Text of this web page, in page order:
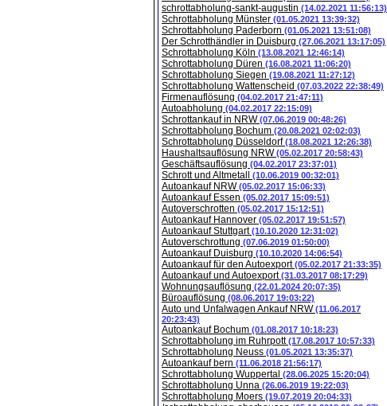
schrottabholung-sankt-augustin (14.02.2021 11:56:13)
Schrottabholung Münster (01.05.2021 13:39:32)
Schrottabholung Paderborn (01.05.2021 13:51:08)
Der Schrotthändler in Duisburg (27.06.2021 13:17:05)
Schrottabholung Köln (13.08.2021 12:46:14)
Schrottabholung Düren (16.08.2021 11:06:20)
Schrottabholung Siegen (19.08.2021 11:27:12)
Schrottabholung Wattenscheid (07.03.2022 22:38:49)
Firmenauflösung (04.02.2017 21:47:11)
Autoabholung (04.02.2017 22:15:09)
Schrottankauf in NRW(07.06.2019 00:48:26)
Schrottabholung Bochum (20.08.2021 02:02:03)
Schrottabholung Düsseldorf(18.08.2021 12:26:38)
Haushaltsauflösung NRW(05.02.2017 20:58:43)
Geschäftsauflösung (04.02.2017 23:37:01)
Schrott und Altmetall (10.06.2019 00:32:01)
Autoankauf NRW(05.02.2017 15:06:33)
Autoankauf Essen (05.02.2017 15:09:51)
Autoverschrotten (05.02.2017 15:12:51)
Autoankauf Hannover (05.02.2017 19:51:57)
Autoankauf Stuttgart(10.10.2020 12:31:02)
Autoverschrottung (07.06.2019 01:50:00)
Autoankauf Duisburg (10.10.2020 14:06:54)
Autoankauf für den Autoexport(05.02.2017 21:33:35)
Autoankauf und Autoexport(31.03.2017 08:17:29)
Wohnungsauflösung (22.01.2024 20:07:35)
Büroauflösung (08.06.2017 19:03:22)
Auto und Unfalwagen Ankauf NRW(11.06.2017
20:23:43)
Autoankauf Bochum (01.08.2017 10:18:23)
Schrottabholung im Ruhrpott(17.08.2017 10:57:33)
Schrottabholung Neuss (01.05.2021 13:35:37)
Autoankauf bern (11.06.2018 21:56:17)
Schrottabholung Wuppertal (28.06.2025 15:20:04)
Schrottabholung Unna (26.06.2019 19:22:03)
Schrottabholung Moers (19.07.2019 20:04:33)